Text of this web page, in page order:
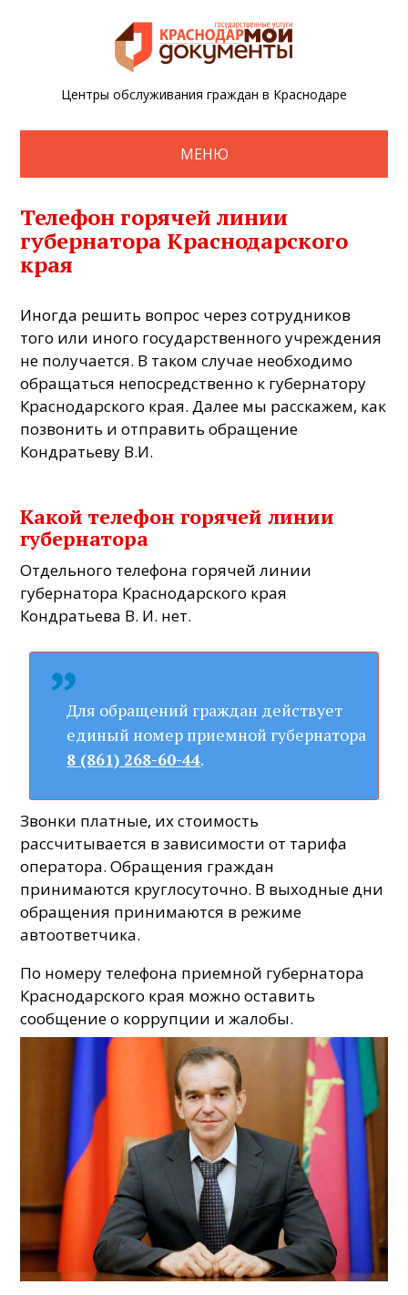
Центры обслуживания граждан в Краснодаре
МЕНЮ
Телефон горячей линии
губернатора Краснодарского
края
Иногда решить вопрос через сотрудников
того или иного государственного учреждения
не получается. В таком случае необходимо
обращаться непосредственно к губернатору
Краснодарского края. Далее мы расскажем, как
позвонить и отправить обращение
Кондратьеву В.И.
Какой телефон горячей линии
губернатора
Отдельного телефона горячей линии
губернатора Краснодарского края
Кондратьева В. И. нет.
Для обращений граждан действует
единый номер приемной губернатора
8 (861) 268-60-44.
Звонки платные, их стоимость
рассчитывается в зависимости от тарифа
оператора. Обращения граждан
принимаются круглосуточно. В выходные дни
обращения принимаются в режиме
автоответчика.
По номеру телефона приемной губернатора
Краснодарского края можно оставить
сообщение о коррупции и жалобы.